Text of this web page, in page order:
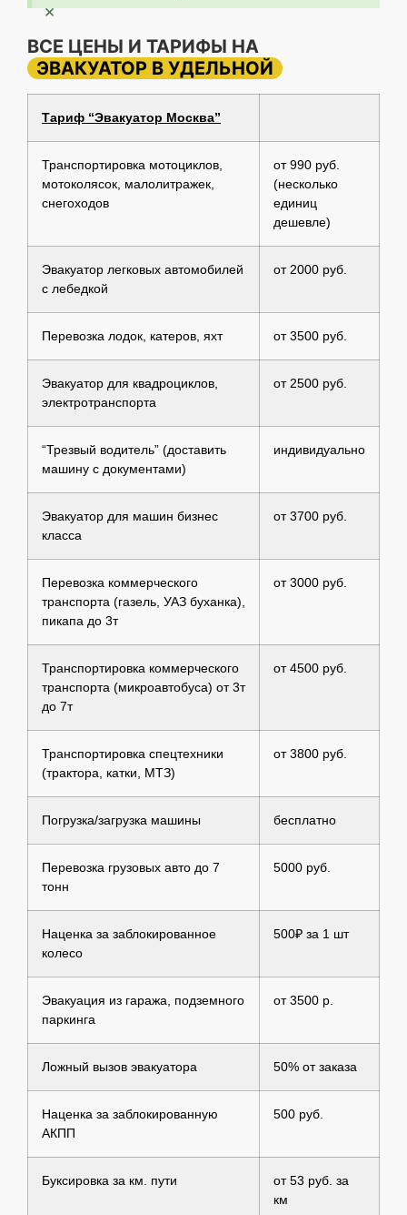
×
ВСЕ ЦЕНЫ И ТАРИФЫ НА
ЭВАКУАТОР В УДЕЛЬНОЙ
Тариф “Эвакуатор Москва”
Транспортировка мотоциклов,
мотоколясок, малолитражек,
снегоходов
от 990 руб.
(несколько
единиц
дешевле)
Эвакуатор легковых автомобилей
с лебедкой
от 2000 руб.
Перевозка лодок, катеров, яхт от 3500 руб.
Эвакуатор для квадроциклов,
электротранспорта
от 2500 руб.
“Трезвый водитель” (доставить
машину с документами)
индивидуально
Эвакуатор для машин бизнес
класса
от 3700 руб.
Перевозка коммерческого
транспорта (газель, УАЗ буханка),
пикапа до 3т
от 3000 руб.
Транспортировка коммерческого
транспорта (микроавтобуса) от 3т
до 7т
от 4500 руб.
Транспортировка спецтехники
(трактора, катки, МТЗ)
от 3800 руб.
Погрузка/загрузка машины бесплатно
Перевозка грузовых авто до 7
тонн
5000 руб.
Наценка за заблокированное
колесо
500₽ за 1 шт
Эвакуация из гаража, подземного
паркинга
от 3500 р.
Ложный вызов эвакуатора 50% от заказа
Наценка за заблокированную
АКПП
500 руб.
Буксировка за км. пути
от 53 руб. за
км